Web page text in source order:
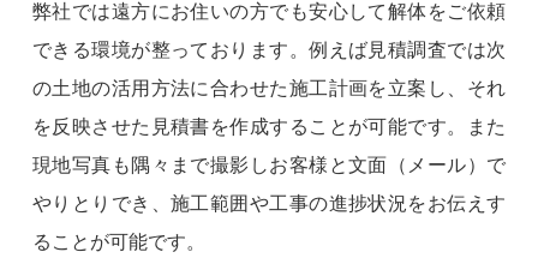
弊社では遠方にお住いの方でも安心して解体をご依頼
できる環境が整っております。例えば見積調査では次
の土地の活用方法に合わせた施工計画を立案し、それ
を反映させた見積書を作成することが可能です。また
現地写真も隅々まで撮影しお客様と文面（メール）で
やりとりでき、施工範囲や工事の進捗状況をお伝えす
ることが可能です。